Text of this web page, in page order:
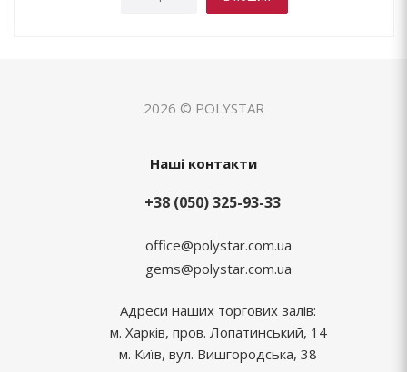
2026 © POLYSTAR
Наші контакти
+38 (050) 325-93-33
office@polystar.com.ua
gems@polystar.com.ua
Адреси наших торгових залів:
м. Харків, пров. Лопатинський, 14
м. Київ, вул. Вишгородська, 38